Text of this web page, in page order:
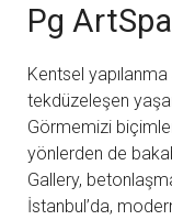
Pg
Kentsel
tekdüzeleşen
Görmemizi
yönlerden de
Gallery,
İstanbul’da,